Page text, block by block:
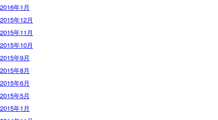
2016年1月
2015年12月
2015年11月
2015年10月
2015年9月
2015年8月
2015年6月
2015年5月
2015年1月